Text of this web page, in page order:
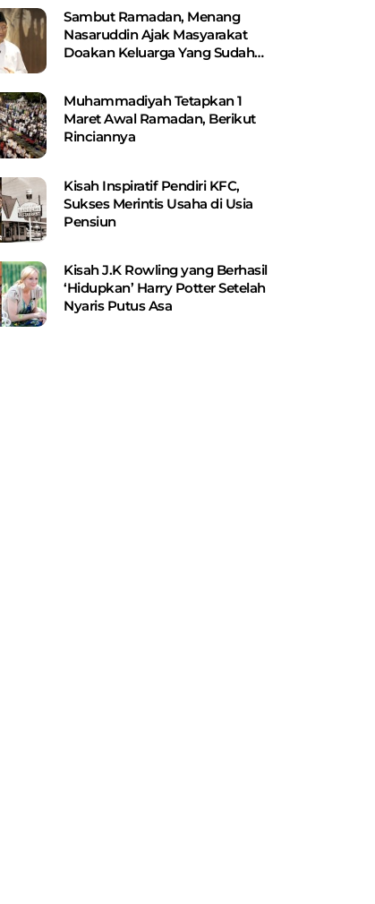
Sambut Ramadan, Menang
Nasaruddin Ajak Masyarakat
Doakan Keluarga Yang Sudah
Muhammadiyah Tetapkan 1
Maret Awal Ramadan, Berikut
Rinciannya
Kisah Inspiratif Pendiri KFC,
Sukses Merintis Usaha di Usia
Pensiun
Kisah J.K Rowling yang Berhasil
‘Hidupkan’ Harry Potter Setelah
Nyaris Putus Asa